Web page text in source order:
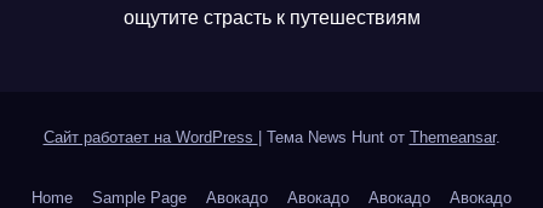
ощутите страсть к путешествиям
Сайт работает на WordPress Тема News Hunt от Themeansar.
Home Sample Page Авокадо Авокадо Авокадо Авокадо